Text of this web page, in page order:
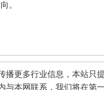
。
播更多行业信息，本站只
与本网联系，我们将在第